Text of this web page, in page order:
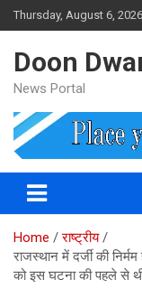
Skip
to
Thursday, August 6, 2026
Doon
News Portal
Home
राष्ट्रीय
राजस्‍थान में दर्जी की
को इस घटना की पहले से